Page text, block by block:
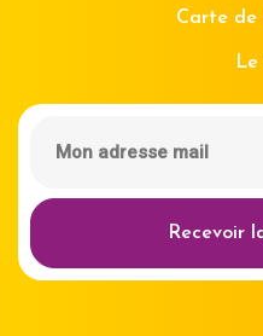
Carte de
Le
Recevoir